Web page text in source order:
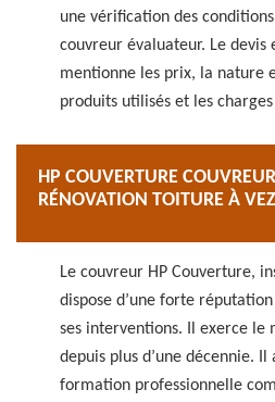
une vérification des
couvreur évaluateur. Le devis
mentionne les prix, la nature
produits utilisés et les
HP COUVERTURE
RÉNOVATION TOITURE À
Le couvreur HP Couverture,
dispose d’une forte
ses interventions. Il exerce le
depuis plus d’une décennie. Il
formation professionnelle